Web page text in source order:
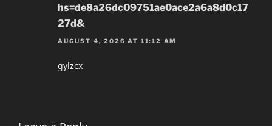
hs=de8a26dc09751ae0ace2a6a8d0c17
27d&
AUGUST 4, 2026 AT 11:12 AM
gylzcx